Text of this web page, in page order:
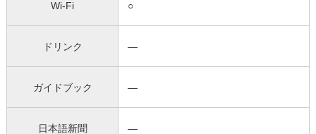
Wi-Fi ○
ドリンク ―
ガイドブック ―
日本語新聞 ―